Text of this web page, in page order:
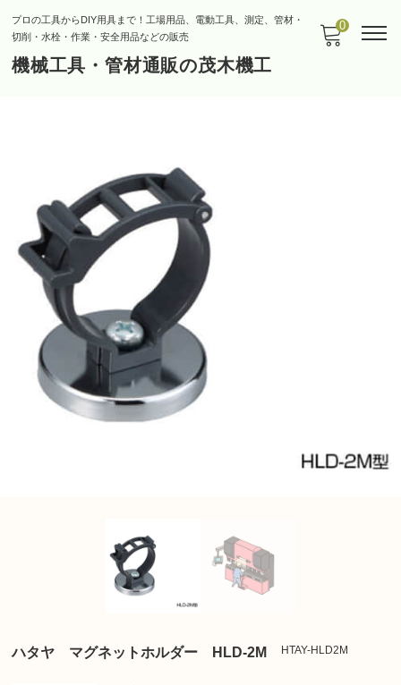
プロの工具からDIY用具まで！工場用品、電動工具、測定、管材・
切削・水栓・作業・安全用品などの販売
機械工具・管材通販の茂木機工
0
ハタヤ マグネットホルダー HLD-2M HTAY-HLD2M